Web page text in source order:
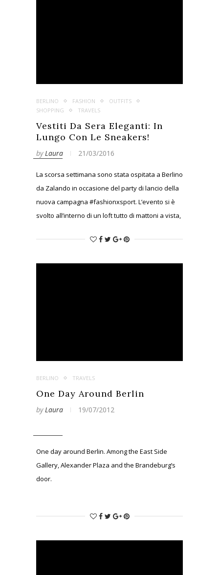
BERLINO FASHION
OUTFITS
SHOPPING
TRAVELS
Vestiti Da Sera Eleganti: In
Lungo Con Le Sneakers!
byLaura 21/03/2016
La scorsa settimana sono stata ospitata a Berlino
da Zalando in occasione del party di lancio della
nuova campagna #fashionxsport. L’evento si è
svolto all’interno di un loft tutto di mattoni a vista,
sconsascrata dedicata a St. Agnes. Al suo
BERLINO TRAVELS
One Day Around Berlin
byLaura 19/07/2012
One day around Berlin. Among the East Side
Gallery, Alexander Plaza and the Brandeburg’s
door.